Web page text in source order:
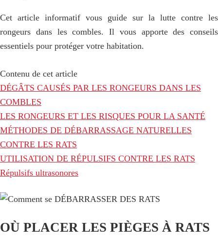
Cet article informatif vous guide sur la lutte contre les
rongeurs dans les combles. Il vous apporte des conseils
essentiels pour protéger votre habitation.
Contenu de cet article
DÉGÂTS CAUSÉS PAR LES RONGEURS DANS LES
COMBLES
LES RONGEURS ET LES RISQUES POUR LA SANTÉ
MÉTHODES DE DÉBARRASSAGE NATURELLES
CONTRE LES RATS
UTILISATION DE RÉPULSIFS CONTRE LES RATS
Répulsifs ultrasonores
OÙ PLACER LES PIÈGES À RATS